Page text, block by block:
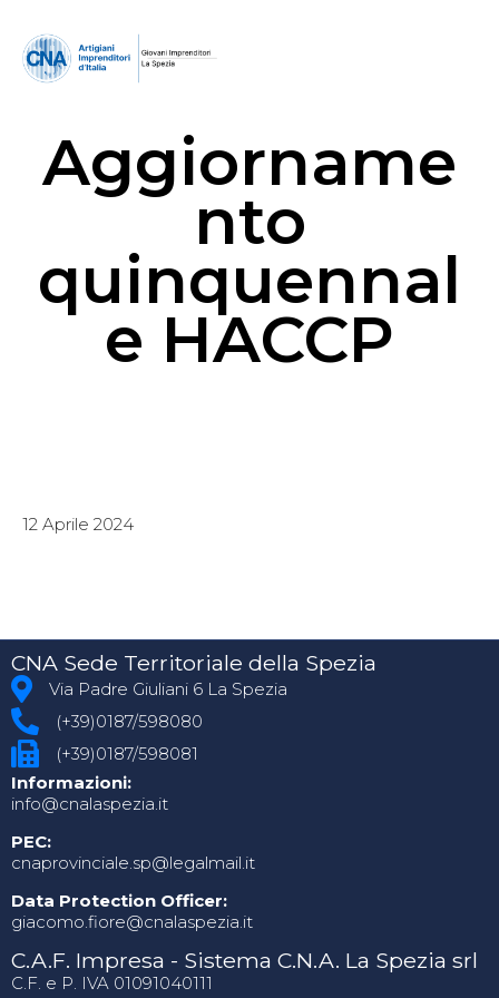
Aggiorname
nto
quinquennal
e HACCP
12 Aprile 2024
CNA Sede Territoriale della Spezia
Via Padre Giuliani 6 La Spezia
(+39)0187/598080
(+39)0187/598081
Informazioni:
info@cnalaspezia.it
PEC:
cnaprovinciale.sp@legalmail.it
Data Protection Officer:
giacomo.fiore@cnalaspezia.it
C.A.F. Impresa - Sistema C.N.A. La Spezia srl
C.F. e P. IVA 01091040111